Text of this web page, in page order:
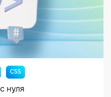
CSS
нуля